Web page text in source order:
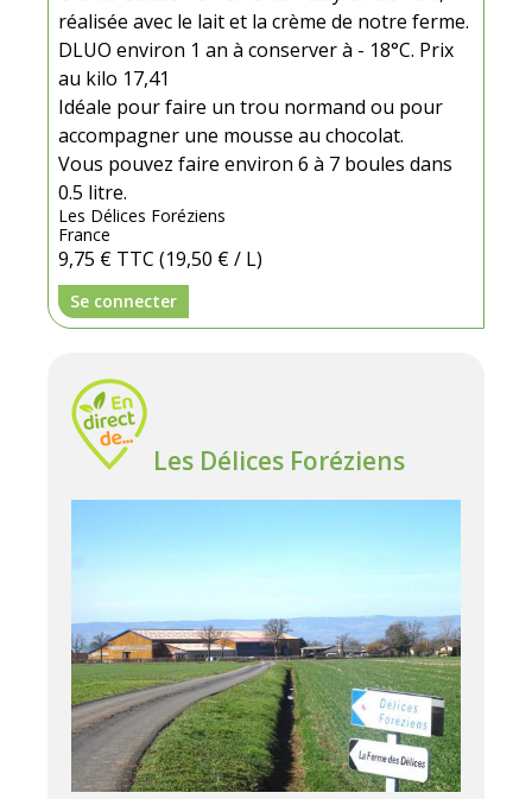
réalisée avec le lait et la crème de notre ferme.
DLUO environ 1 an à conserver à - 18°C. Prix
au kilo 17,41
Idéale pour faire un trou normand ou pour
accompagner une mousse au chocolat.
Vous pouvez faire environ 6 à 7 boules dans
0.5 litre.
Les Délices Foréziens
France
9,75 € TTC (19,50 € / L)
Se connecter
Les Délices Foréziens